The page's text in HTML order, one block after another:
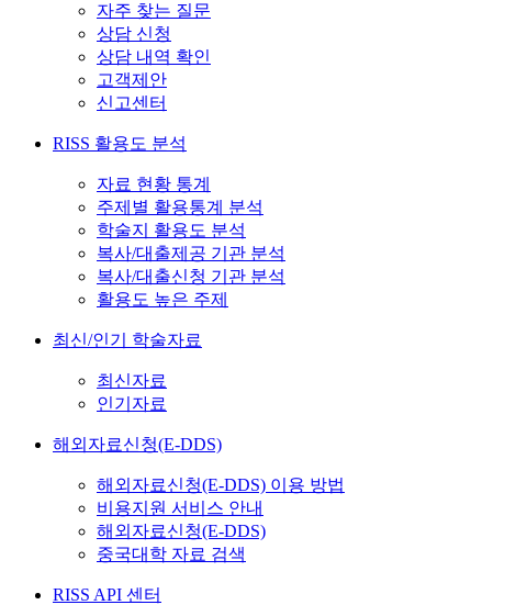
자주 찾는 질문
상담 신청
상담 내역 확인
고객제안
신고센터
RISS 활용도 분석
자료 현황 통계
주제별 활용통계 분석
학술지 활용도 분석
복사/대출제공 기관 분석
복사/대출신청 기관 분석
활용도 높은 주제
최신/인기 학술자료
최신자료
인기자료
해외자료신청(E-DDS)
해외자료신청(E-DDS) 이용 방법
비용지원 서비스 안내
해외자료신청(E-DDS)
중국대학 자료 검색
RISS API 센터